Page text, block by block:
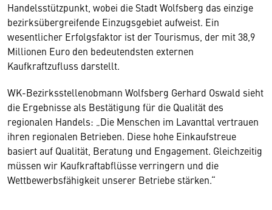
Handelsstützpunkt, wobei die Stadt Wolfsberg das einzige
bezirksübergreifende Einzugsgebiet aufweist. Ein
wesentlicher Erfolgsfaktor ist der Tourismus, der mit 38,9
Millionen Euro den bedeutendsten externen
Kaufkraftzufluss darstellt.
WK-Bezirksstellenobmann Wolfsberg Gerhard Oswald sieht
die Ergebnisse als Bestätigung für die Qualität des
regionalen Handels: „Die Menschen im Lavanttal vertrauen
ihren regionalen Betrieben. Diese hohe Einkaufstreue
basiert auf Qualität, Beratung und Engagement. Gleichzeitig
müssen wir Kaufkraftabflüsse verringern und die
Wettbewerbsfähigkeit unserer Betriebe stärken.“